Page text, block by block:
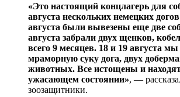
«Это настоящий концлагерь для
августа нескольких немецких
августа были вывезены еще две
августа забрали двух щенков,
всего 9 месяцев. 18 и 19 августа
мраморную суку дога, двух
животных. Все истощены и
ужасающем состоянии», —
зоозащитники.